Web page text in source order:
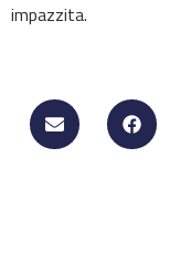
impazzita.